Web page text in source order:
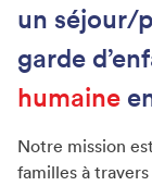
un séjour/
garde
humaine
Notre mission
familles à